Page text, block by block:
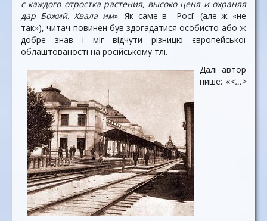
с каждого отростка растения, высоко ценя и охраняя
дар Божий. Хвала им». Як саме в Росії (але ж «не
так»), читач повинен був здогадатися особисто або ж
добре знав і міг відчути різницю європейської
облаштованості на російському тлі.
Далі автор
пише: «<…>